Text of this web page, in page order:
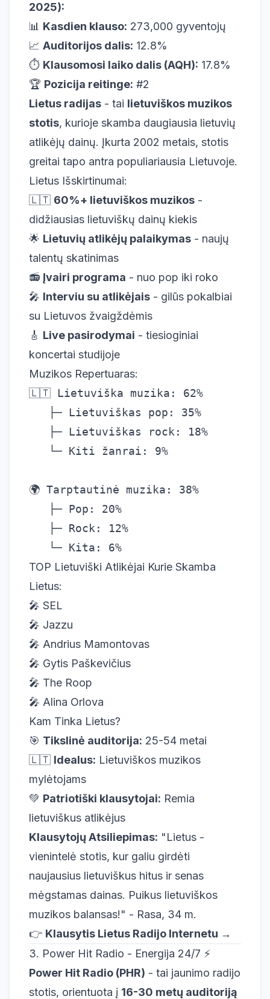
2025):
📊 Kasdien klauso: 273,000 gyventojų
📈 Auditorijos dalis: 12.8%
⏱️ Klausomosi laiko dalis (AQH): 17.8%
🏆 Pozicija reitinge: #2
Lietus radijas - tai lietuviškos muzikos
stotis, kurioje skamba daugiausia lietuvių
atlikėjų dainų. Įkurta 2002 metais, stotis
greitai tapo antra populiariausia Lietuvoje.
Lietus Išskirtinumai:
🇱🇹 60%+ lietuviškos muzikos -
didžiausias lietuviškų dainų kiekis
🌟 Lietuvių atlikėjų palaikymas - naujų
talentų skatinimas
📻 Įvairi programa - nuo pop iki roko
🎤 Interviu su atlikėjais - gilūs pokalbiai
su Lietuvos žvaigždėmis
🎸 Live pasirodymai - tiesioginiai
koncertai studijoje
Muzikos Repertuaras:
🇱🇹 Lietuviška muzika: 62%
   ├─ Lietuviškas pop: 35%
   ├─ Lietuviškas rock: 18%
   └─ Kiti žanrai: 9%
🌍 Tarptautinė muzika: 38%
   ├─ Pop: 20%
   ├─ Rock: 12%
TOP Lietuviški Atlikėjai Kurie Skamba
Lietus:
🎤 SEL
🎤 Jazzu
🎤 Andrius Mamontovas
🎤 Gytis Paškevičius
🎤 The Roop
🎤 Alina Orlova
Kam Tinka Lietus?
🎯 Tikslinė auditorija: 25-54 metai
🇱🇹 Idealus: Lietuviškos muzikos
mylėtojams
💚 Patriotiški klausytojai: Remia
lietuviškus atlikėjus
Klausytojų Atsiliepimas: "Lietus -
vienintelė stotis, kur galiu girdėti
naujausius lietuviškus hitus ir senas
mėgstamas dainas. Puikus lietuviškos
muzikos balansas!" - Rasa, 34 m.
👉 Klausytis Lietus Radijo Internetu →
3. Power Hit Radio - Energija 24/7 ⚡
Power Hit Radio (PHR) - tai jaunimo radijo
stotis, orientuota į 16-30 metų auditoriją